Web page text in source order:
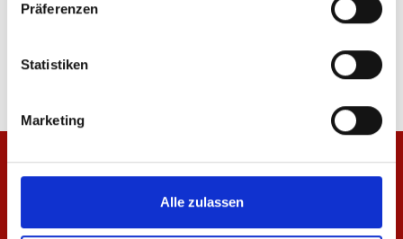
Präferenzen
Statistiken
Marketing
Alle zulassen
T-Shirt Essentials Weiß Damen T-Shirt Essentials